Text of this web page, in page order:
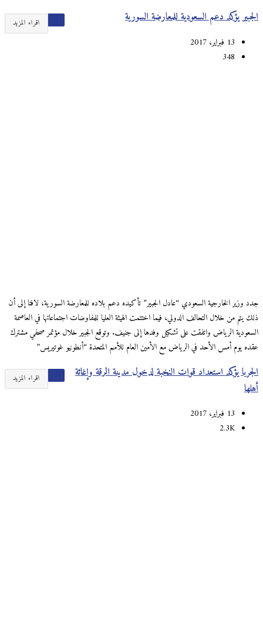
اقراء المزيد الجبير يؤكد دعم السعودية للمعارضة السورية
13 فبراير، 2017
348
جدد وزير الخارجية السعودي “عادل الجبير” تأكيده دعم بلاده للمعارضة السورية، لافتا إلى أن
ذلك يتم من خلال التحالف الدولي، فيما اختتمت الهيئة العليا للمفاوضات اجتماعاتها في العاصمة
السعودية الرياض واتفقت على تشكيل وفدها إلى جنيف. وتوقع الجبير خلال مؤتمر صحفي مشترك
عقده يوم أمس الأحد في الرياض مع الأمين العام للأمم المتحدة “أنطونيو غوتيريس”
اقراء المزيد
الجربا يؤكد استعداد قوات النخبة لدخول مدينة الرقة وإغاثة
أهلها
13 فبراير، 2017
2.3K